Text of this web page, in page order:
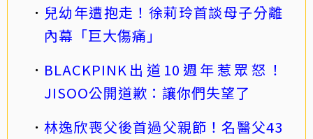
兒幼年遭抱走！徐莉玲首談母子分離
內幕「巨大傷痛」
BLACKPINK出道10週年惹眾怒！
JISOO公開道歉：讓你們失望了
林逸欣喪父後首過父親節！名醫父43